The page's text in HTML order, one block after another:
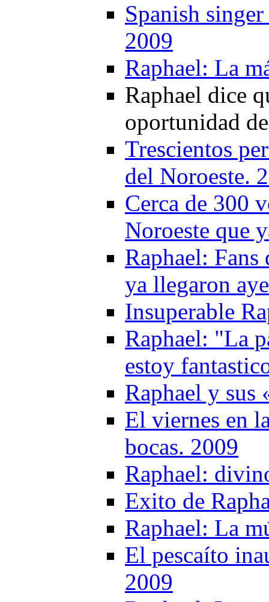
Spanish
2009
Raphael: La
Raphael dice
oportunidad
Trescientos
del Noroeste.
Cerca de 300
Noroeste que
Raphael:
ya llegaron
Insuperable
Raphael: "La
estoy
Raphael y sus
El viernes en
bocas. 2009
Raphael:
Exito de
Raphael: La
El pescaíto
2009